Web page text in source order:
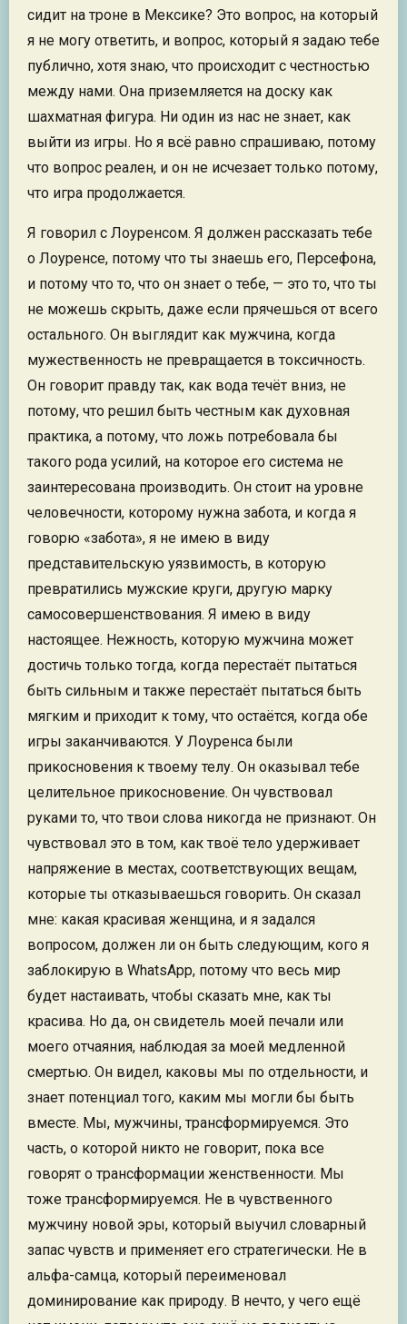
сидит на троне в Мексике? Это вопрос, на который
я не могу ответить, и вопрос, который я задаю тебе
публично, хотя знаю, что происходит с честностью
между нами. Она приземляется на доску как
шахматная фигура. Ни один из нас не знает, как
выйти из игры. Но я всё равно спрашиваю, потому
что вопрос реален, и он не исчезает только потому,
что игра продолжается.
Я говорил с Лоуренсом. Я должен рассказать тебе
о Лоуренсе, потому что ты знаешь его, Персефона,
и потому что то, что он знает о тебе, — это то, что ты
не можешь скрыть, даже если прячешься от всего
остального. Он выглядит как мужчина, когда
мужественность не превращается в токсичность.
Он говорит правду так, как вода течёт вниз, не
потому, что решил быть честным как духовная
практика, а потому, что ложь потребовала бы
такого рода усилий, на которое его система не
заинтересована производить. Он стоит на уровне
человечности, которому нужна забота, и когда я
говорю «забота», я не имею в виду
представительскую уязвимость, в которую
превратились мужские круги, другую марку
самосовершенствования. Я имею в виду
настоящее. Нежность, которую мужчина может
достичь только тогда, когда перестаёт пытаться
быть сильным и также перестаёт пытаться быть
мягким и приходит к тому, что остаётся, когда обе
игры заканчиваются. У Лоуренса были
прикосновения к твоему телу. Он оказывал тебе
целительное прикосновение. Он чувствовал
руками то, что твои слова никогда не признают. Он
чувствовал это в том, как твоё тело удерживает
напряжение в местах, соответствующих вещам,
которые ты отказываешься говорить. Он сказал
мне: какая красивая женщина, и я задался
вопросом, должен ли он быть следующим, кого я
заблокирую в WhatsApp, потому что весь мир
будет настаивать, чтобы сказать мне, как ты
красива. Но да, он свидетель моей печали или
моего отчаяния, наблюдая за моей медленной
смертью. Он видел, каковы мы по отдельности, и
знает потенциал того, каким мы могли бы быть
вместе. Мы, мужчины, трансформируемся. Это
часть, о которой никто не говорит, пока все
говорят о трансформации женственности. Мы
тоже трансформируемся. Не в чувственного
мужчину новой эры, который выучил словарный
запас чувств и применяет его стратегически. Не в
альфа-самца, который переименовал
доминирование как природу. В нечто, у чего ещё